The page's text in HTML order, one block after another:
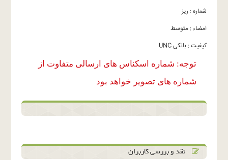
شماره : ریز
امضاء : متوسط
کیفیت : بانکی UNC
توجه: شماره اسکناس های ارسالی متفاوت از
شماره های تصویر خواهد بود
نقد و بررسی کاربران